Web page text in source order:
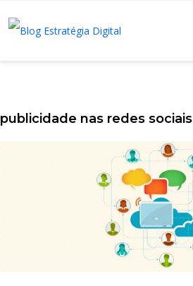
publicidade nas redes sociais